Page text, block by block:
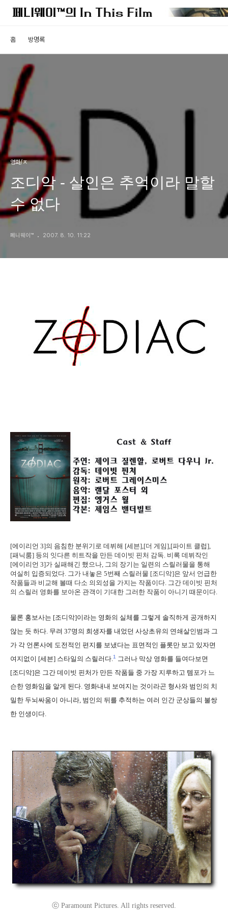
홈 방명록
영화/ㅈ
조디악 - 살인은 추억이라 말할
수 없다
페니웨이™ 2007. 8. 10. 11:22
[에이리언 3]의 음침한 분위기로 데뷔해 [세븐],[더 게임],[파이트 클럽],
[패닉룸] 등의 잇다른 히트작을 만든 데이빗 핀처 감독. 비록 데뷔작인
[에이리언 3]가 실패해긴 했으나, 그의 장기는 일련의 스릴러물을 통해
여실히 입증되었다. 그가 내놓은 5번째 스릴러물 [조디악]은 앞서 언급한
작품들과 비교해 볼때 다소 의외성을 가지는 작품이다. 그간 데이빗 핀처
의 스릴러 영화를 보아온 관객이 기대한 그러한 작품이 아니기 때문이다.
물론 홍보사는 [조디악]이라는 영화의 실체를 그렇게 솔직하게 공개하지
않는 듯 하다. 무려 37명의 희생자를 내었던 사상초유의 연쇄살인범과 그
가 각 언론사에 도전적인 편지를 보냈다는 표면적인 플롯만 보고 있자면
여지없이 [세븐] 스타일의 스릴러다. 1
그러나 막상 영화를 들여다보면
[조디악]은 그간 데이빗 핀처가 만든 작품들 중 가장 지루하고 템포가 느
슨한 영화임을 알게 된다. 영화내내 보여지는 것이라곤 형사와 범인의 치
밀한 두뇌싸움이 아니라, 범인의 뒤를 추적하는 여러 인간 군상들의 불쌍
한 인생이다.
ⓒ Paramount Pictures. All rights reserved.